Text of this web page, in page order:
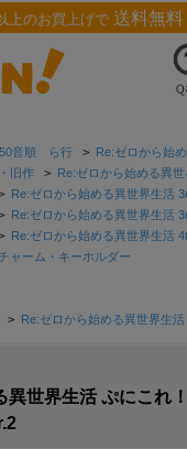
上のお買上げで 送料無料
50音順 ら行 > Re:ゼロから始
旧作 > Re:ゼロから始める異
Re:ゼロから始める異世界生活
Re:ゼロから始める異世界生活
Re:ゼロから始める異世界生活
チャーム・キーホルダー
> Re:ゼロから始める異世界生活
異世界生活 ぷにこれ